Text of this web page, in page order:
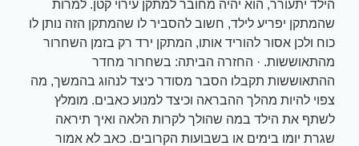
הילד יתעורר, הוא יהיה מחובר למתקן עירוי קטן. למרות
שהמתקן יפריע לילד, חשוב להסביר לו שהמתקן הזה נותן לו
כוח ולכן אסור להוריד אותו, המתקן ירד רק בזמן השחרור
מהתאוששות. · החזרה הביתה: בשחרור מחדר
ההתאוששות תקבלו הסבר מסודר כיצד לנהוג בהמשך, מה
צפוי להיות מהלך ההבראה וכיצד למנוע כאבים. מומלץ
לשתף את הילד במה שהולך לקרות הלאה ואיך תיראה
שגרת יומו בימים או בשבועות הקרובים. כאב לא אמור